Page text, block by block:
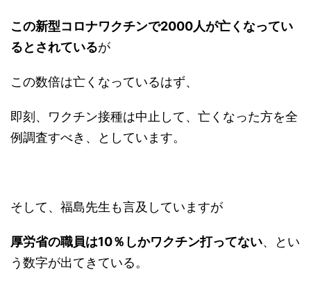
この新型コロナワクチンで2000人が亡くなってい
るとされているが
この数倍は亡くなっているはず、
即刻、ワクチン接種は中止して、亡くなった方を全
例調査すべき、としています。
そして、福島先生も言及していますが
厚労省の職員は10％しかワクチン打ってない、とい
う数字が出てきている。